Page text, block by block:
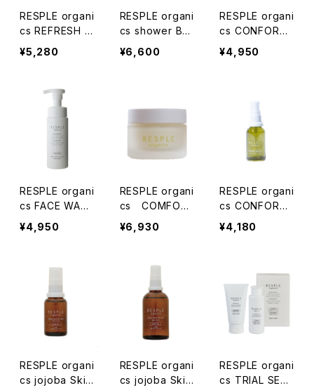
RESPLE organi
cs REFRESH T
REATMENT 40
0g
¥5,280
RESPLE organi
cs shower BR
USH 【シャンプ
ーブラシ】
¥6,600
RESPLE organi
cs CONFORT
FORM 200ml
¥4,950
RESPLE organi
cs FACE WAS
H 200ml
¥4,950
RESPLE organi
cs COMFOR
T BALANCING
CREAM 47g
¥6,930
RESPLE organi
cs CONFORT
SKIN OIL 30ml
¥4,180
RESPLE organi
cs jojoba Skin
RESPLE organi
cs jojoba Skin
RESPLE organi
cs TRIAL SET